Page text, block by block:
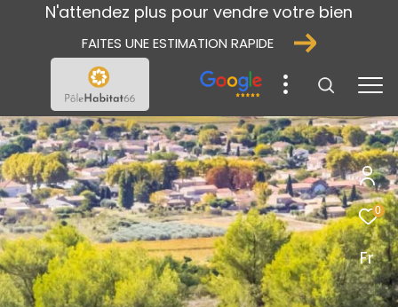
N'attendez plus pour vendre votre bien
FAITES UNE ESTIMATION RAPIDE
0
Fr